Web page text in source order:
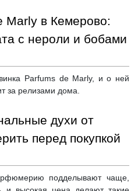
Marly в Кемерово:
с нероли и бобами
Parfums de Marly, и о ней
за релизами дома.
духи от
перед покупкой
подделывают чаще,